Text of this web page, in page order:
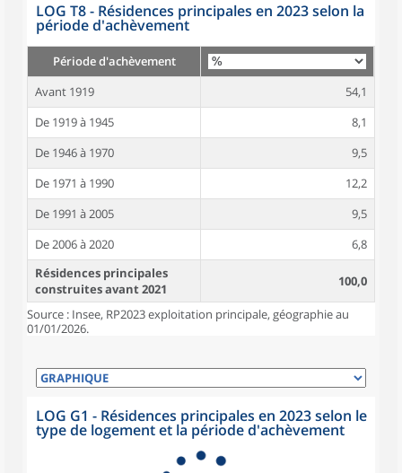
LOG T8 - Résidences principales en 2023 selon la
période d'achèvement
Période d'achèvement
Avant 1919
54,1
De 1919 à 1945
8,1
De 1946 à 1970
9,5
De 1971 à 1990
12,2
De 1991 à 2005
9,5
De 2006 à 2020
6,8
Résidences principales
construites avant 2021
100,0
Source : Insee, RP2023 exploitation principale, géographie au
01/01/2026.
LOG G1 - Résidences principales en 2023 selon le
type de logement et la période d'achèvement